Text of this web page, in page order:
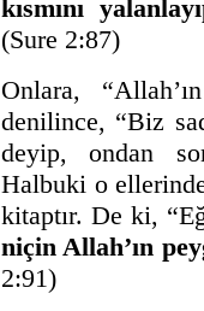
kısmını
(Sure 2:87)
Onlara,
denilince, “Biz
deyip, ondan
Halbuki o
kitaptır. De ki,
niçin Allah’ın
2:91)